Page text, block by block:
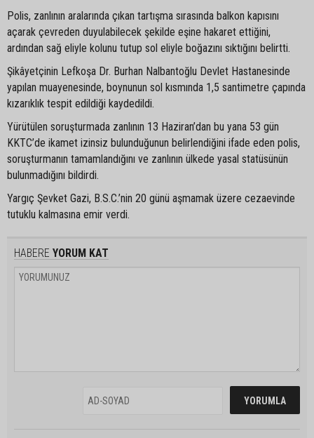
Polis, zanlının aralarında çıkan tartışma sırasında balkon kapısını
açarak çevreden duyulabilecek şekilde eşine hakaret ettiğini,
ardından sağ eliyle kolunu tutup sol eliyle boğazını sıktığını belirtti.
Şikâyetçinin Lefkoşa Dr. Burhan Nalbantoğlu Devlet Hastanesinde
yapılan muayenesinde, boynunun sol kısmında 1,5 santimetre çapında
kızarıklık tespit edildiği kaydedildi.
Yürütülen soruşturmada zanlının 13 Haziran’dan bu yana 53 gün
KKTC’de ikamet izinsiz bulunduğunun belirlendiğini ifade eden polis,
soruşturmanın tamamlandığını ve zanlının ülkede yasal statüsünün
bulunmadığını bildirdi.
Yargıç Şevket Gazi, B.S.C.’nin 20 günü aşmamak üzere cezaevinde
tutuklu kalmasına emir verdi.
HABERE YORUM KAT